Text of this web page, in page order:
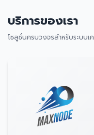
บริการของเรา
โซลูชั่นครบวงจรสำหรับระบบเ